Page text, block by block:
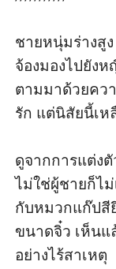
ชายหนุ่มร่างสู
จ้องมองไปยังห
ตามมาด้วยคว
รัก แต่นิสัยนี้เห
ดูจากการแต่ง
ไม่ใช่ผู้ชายก็ไม่
กับหมวกแก๊ปสี
ขนาดจิ๋ว เห็นแ
อย่างไร้สาเหตุ